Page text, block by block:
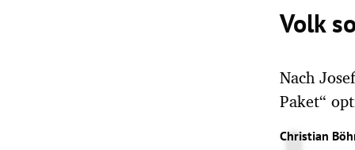
Volk
Nach
Paket“
Christian